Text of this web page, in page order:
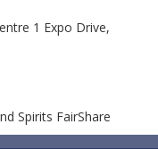
1 Expo Drive,
Spirits FairShare